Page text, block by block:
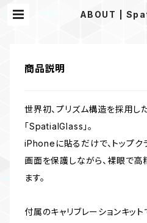
ABOUT |
商品説明
世界初、プリズム構造を採用し
「SpatialGlass」。
iPhoneに貼るだけで、トップク
画面を保護しながら、裸眼で
ます。
付属のキャリブレーションキッ